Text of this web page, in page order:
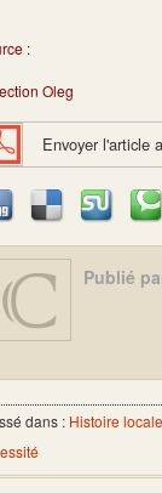
:
Oleg
Envoyer l'article
Publié
dans : Histoire locale